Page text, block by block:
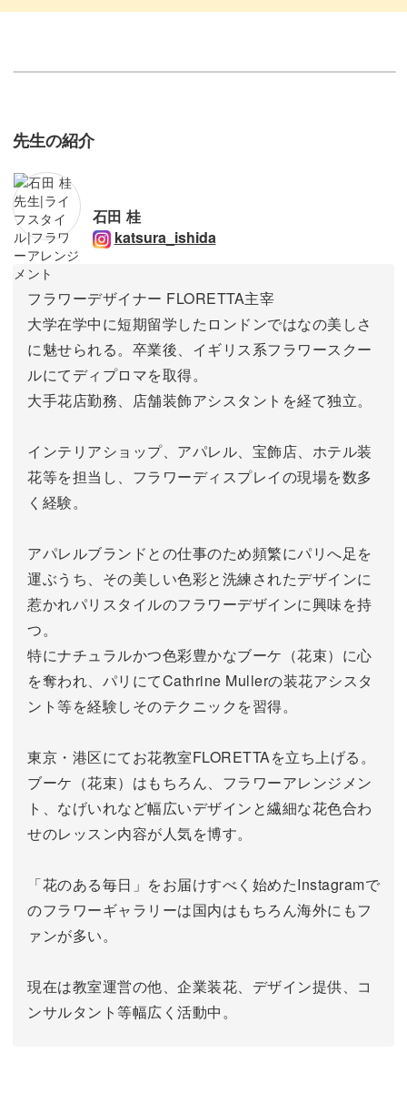
先生の紹介
石田 桂
katsura_ishida
フラワーデザイナー FLORETTA主宰
大学在学中に短期留学したロンドンではなの美しさ
に魅せられる。卒業後、イギリス系フラワースクー
ルにてディプロマを取得。
大手花店勤務、店舗装飾アシスタントを経て独立。
インテリアショップ、アパレル、宝飾店、ホテル装
花等を担当し、フラワーディスプレイの現場を数多
く経験。
アパレルブランドとの仕事のため頻繁にパリへ足を
運ぶうち、その美しい色彩と洗練されたデザインに
惹かれパリスタイルのフラワーデザインに興味を持
つ。
特にナチュラルかつ色彩豊かなブーケ（花束）に心
を奪われ、パリにてCathrine Mullerの装花アシスタ
ント等を経験しそのテクニックを習得。
東京・港区にてお花教室FLORETTAを立ち上げる。
ブーケ（花束）はもちろん、フラワーアレンジメン
ト、なげいれなど幅広いデザインと繊細な花色合わ
せのレッスン内容が人気を博す。
「花のある毎日」をお届けすべく始めたInstagramで
のフラワーギャラリーは国内はもちろん海外にもフ
ァンが多い。
現在は教室運営の他、企業装花、デザイン提供、コ
ンサルタント等幅広く活動中。